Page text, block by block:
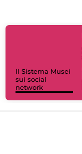
Il Sistema Musei
sui social
network